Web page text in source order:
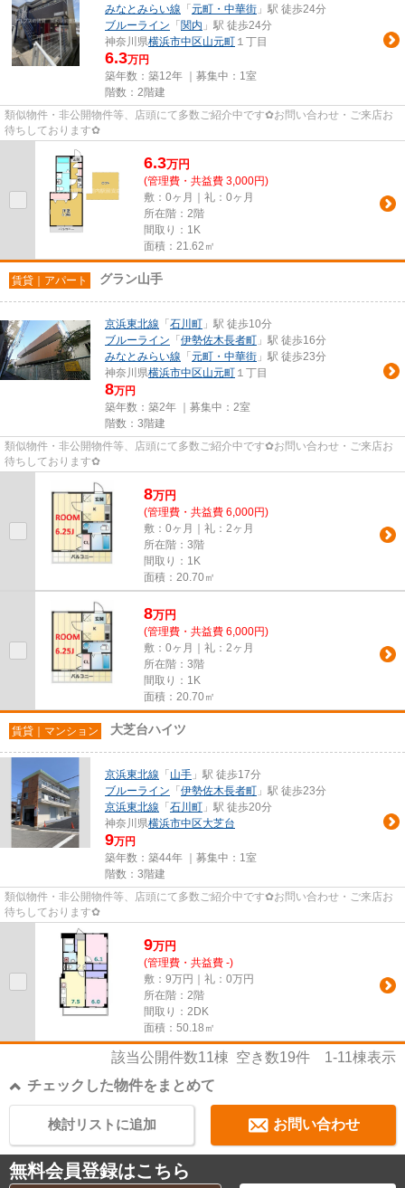
みなとみらい線 「 元町・中華街 」駅 徒歩24分
ブルーライン 「 関内 」駅 徒歩24分
神奈川県横浜市中区山元町 １丁目
6.3万円
築年数：築12年 ｜募集中： 1室
階数：2階建
類似物件・非公開物件等、店頭にて多数ご紹介中です✿お問い合わせ・ご来店お
待ちしております✿
6.3万円
(管理費・共益費 3,000円)
敷：0ヶ月｜礼：0ヶ月
所在階：2階
間取り：1K
面積：21.62㎡
賃貸｜アパート グラン山手
京浜東北線 「 石川町 」駅 徒歩10分
ブルーライン 「 伊勢佐木長者町 」駅 徒歩16分
みなとみらい線 「 元町・中華街 」駅 徒歩23分
神奈川県横浜市中区山元町 １丁目
8万円
築年数：築2年 ｜募集中： 2室
階数：3階建
類似物件・非公開物件等、店頭にて多数ご紹介中です✿お問い合わせ・ご来店お
待ちしております✿
8万円
(管理費・共益費 6,000円)
敷：0ヶ月｜礼：2ヶ月
所在階：3階
間取り：1K
面積：20.70㎡
8万円
(管理費・共益費 6,000円)
敷：0ヶ月｜礼：2ヶ月
所在階：3階
間取り：1K
面積：20.70㎡
賃貸｜マンション 大芝台ハイツ
京浜東北線 「 山手 」駅 徒歩17分
ブルーライン 「 伊勢佐木長者町 」駅 徒歩23分
京浜東北線 「 石川町 」駅 徒歩20分
神奈川県横浜市中区大芝台
9万円
築年数：築44年 ｜募集中： 1室
階数：3階建
類似物件・非公開物件等、店頭にて多数ご紹介中です✿お問い合わせ・ご来店お
待ちしております✿
9万円
(管理費・共益費 -)
敷：9万円｜礼：0万円
所在階：2階
間取り：2DK
面積：50.18㎡
該当公開件数11棟 空き数19件 1-11棟表示
チェックした物件をまとめて
お問い合わせ
検討リストに追加
無料会員登録はこちら